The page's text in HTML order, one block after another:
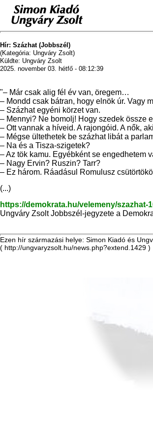
Hír: Százhat (Jobbszél)
(Kategória: Ungváry Zsolt)
Küldte: Ungváry Zsolt
2025. november 03. hétfő - 08:12:39
"– Már csak alig fél év van, öregem…
– Mondd csak bátran, hogy elnök úr. Vagy
– Százhat egyéni körzet van.
– Mennyi? Ne bomolj! Hogy szedek össze
– Ott vannak a híveid. A rajongóid. A nők,
– Mégse ültethetek be százhat libát a
– Na és a Tisza-szigetek?
– Az tök kamu. Egyébként se engedhetem
– Nagy Ervin? Ruszin? Tarr?
– Ez három. Ráadásul Romulusz
(...)
https://demokrata.hu/velemeny/szazhat-
Ungváry Zsolt Jobbszél-jegyzete a
Ezen hír származási helye: Simon Kiadó és
( http://ungvaryzsolt.hu/news.php?extend.1429 )